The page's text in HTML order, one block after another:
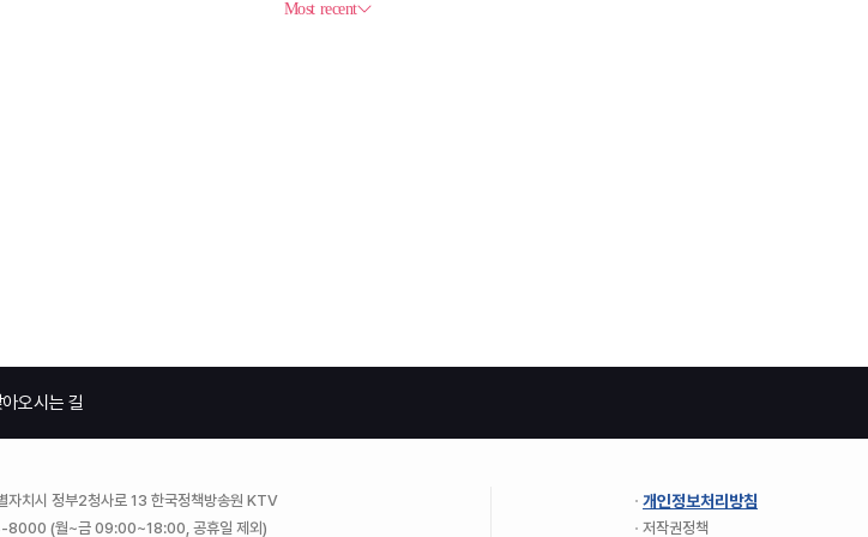
오시는 길
자치시 정부2청사로 13 한국정책방송원 KTV
(월~금 09:00~18:00, 공휴일 제외)
개인정보처리방침
저작권정책